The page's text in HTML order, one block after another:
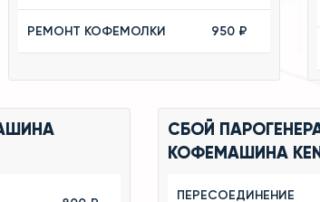
РЕМОНТ КОФЕМОЛКИ 950 ₽
СБОЙ
КОФЕМАШИНА
ПЕРЕСОЕДИНЕНИЕ